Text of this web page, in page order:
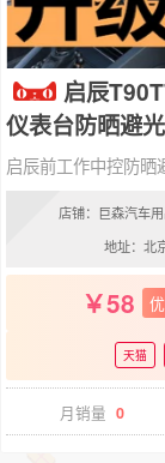
启辰
仪表台防晒避
启辰前工作中控防晒
店铺：巨森汽车
地址：北
58
天猫
月销量 0